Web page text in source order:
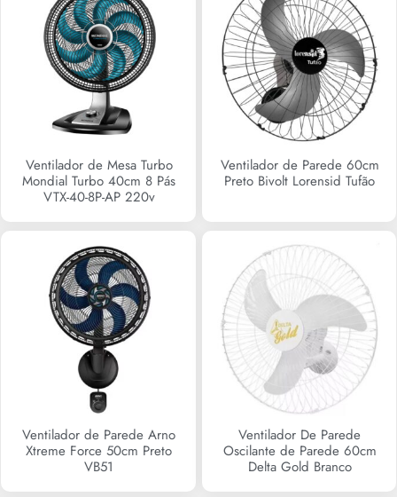
Ventilador de Mesa Turbo
Mondial Turbo 40cm 8 Pás
VTX-40-8P-AP 220v
Ventilador de Parede 60cm
Preto Bivolt Lorensid Tufão
Ventilador de Parede Arno
Xtreme Force 50cm Preto
VB51
Ventilador De Parede
Oscilante de Parede 60cm
Delta Gold Branco